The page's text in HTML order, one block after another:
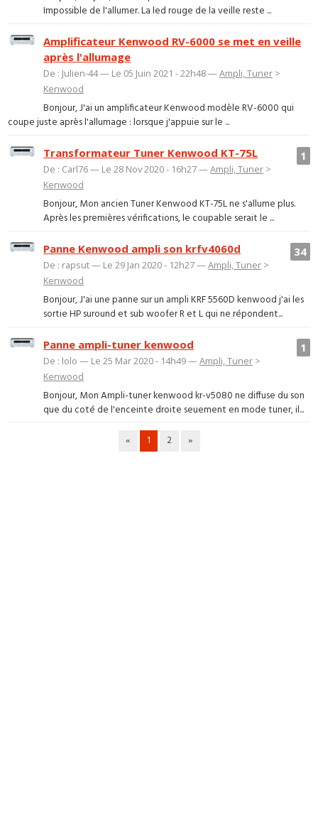
Impossible de l'allumer. La led rouge de la veille reste ...
Amplificateur Kenwood RV-6000 se met en veille
après l'allumage
De : Julien-44 — Le 05 Juin 2021 - 22h48 —Ampli, Tuner >
Kenwood
Bonjour, J'ai un amplificateur Kenwood modèle RV-6000 qui
coupe juste après l'allumage : lorsque j'appuie sur le ...
1
Transformateur Tuner Kenwood KT-75L
De : Carl76 — Le 28 Nov 2020 - 16h27 —Ampli, Tuner >
Kenwood
Bonjour, Mon ancien Tuner Kenwood KT-75L ne s'allume plus.
Après les premières vérifications, le coupable serait le ...
34
Panne Kenwood ampli son krfv4060d
De : rapsut — Le 29 Jan 2020 - 12h27 —Ampli, Tuner >
Kenwood
Bonjour, J'ai une panne sur un ampli KRF 5560D kenwood j'ai les
sortie HP suround et sub woofer R et L qui ne répondent...
1
Panne ampli-tuner kenwood
De : lolo — Le 25 Mar 2020 - 14h49 —Ampli, Tuner >
Kenwood
Bonjour, Mon Ampli-tuner kenwood kr-v5080 ne diffuse du son
que du coté de l'enceinte droite seuement en mode tuner, il...
« 1 2 »